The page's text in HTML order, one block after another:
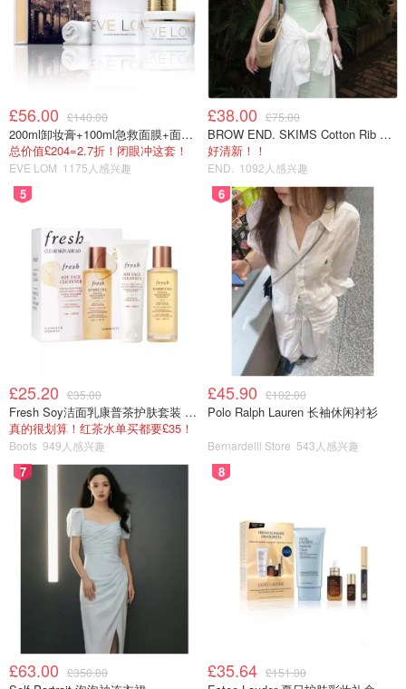
趁热吃超香！
如果是做甜口的红糖糍粑，就在糍粑表面撒点红糖粉就好
是不是超简单呢？懒人或者厨艺小白也完全可以成功做好，
超简单超好吃！
懒人美食节
£56.00 £140.00
200ml卸妆膏+100ml急救面膜+面霜+洁颜布
总价值£204=2.7折！闭眼冲这套！
EVE LOM 1175人感兴趣
£38.00 £75.00
BROW END. SKIMS Cotton Rib 长款背心连衣裙 薄荷绿
好清新！！
END. 1092人感兴趣
5
£25.20 £35.00
Fresh Soy洁面乳康普茶护肤套装 100ml
真的很划算！红茶水单买都要£35！
Boots 949人感兴趣
6
£45.90 £102.00
Polo Ralph Lauren 长袖休闲衬衫
Bernardelli Store 543人感兴趣
7
£63.00 £350.00
8
£35.64 £151.00